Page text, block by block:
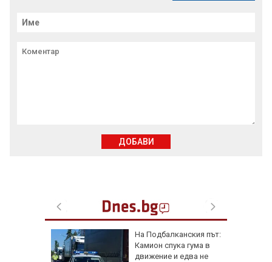
На Подбалканския път:
Камион спука гума в
движение и едва не
ДОБАВИ